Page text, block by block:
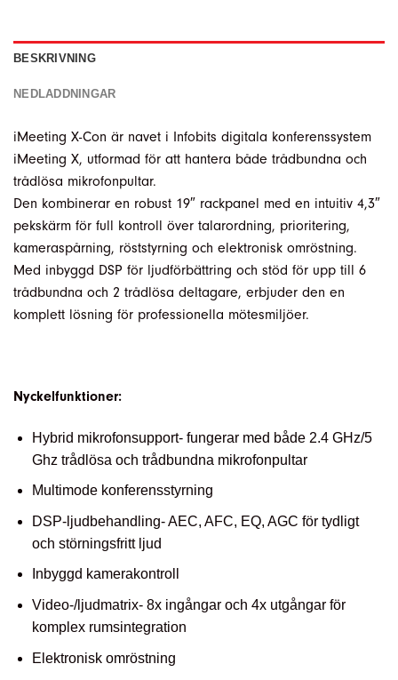
BESKRIVNING
NEDLADDNINGAR
iMeeting X-Con är navet i Infobits digitala konferenssystem
iMeeting X, utformad för att hantera både trådbundna och
trådlösa mikrofonpultar.
Den kombinerar en robust 19″ rackpanel med en intuitiv 4,3″
pekskärm för full kontroll över talarordning, prioritering,
kameraspårning, röststyrning och elektronisk omröstning.
Med inbyggd DSP för ljudförbättring och stöd för upp till 6
trådbundna och 2 trådlösa deltagare, erbjuder den en
komplett lösning för professionella mötesmiljöer.
Nyckelfunktioner:
Hybrid mikrofonsupport- fungerar med både 2.4 GHz/5
Ghz trådlösa och trådbundna mikrofonpultar
Multimode konferensstyrning
DSP-ljudbehandling- AEC, AFC, EQ, AGC för tydligt
och störningsfritt ljud
Inbyggd kamerakontroll
Video-/ljudmatrix- 8x ingångar och 4x utgångar för
komplex rumsintegration
Elektronisk omröstning